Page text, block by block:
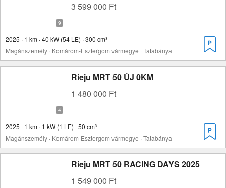
3 599 000 Ft
2025 · 1 km · 40 kW (54 LE) · 300 cm³
Magánszemély · Komárom-Esztergom vármegye · Tatabánya
Rieju MRT 50 ÚJ 0KM
1 480 000 Ft
2025 · 1 km · 1 kW (1 LE) · 50 cm³
Magánszemély · Komárom-Esztergom vármegye · Tatabánya
Rieju MRT 50 RACING DAYS 2025
1 549 000 Ft